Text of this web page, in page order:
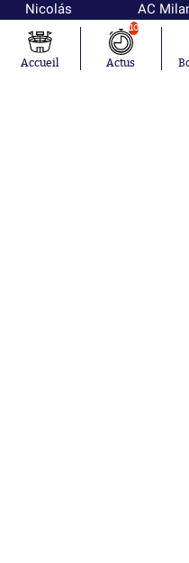
Nicolás
Tagliafico
Pavel Šulc
Josh Maja
Gauthier Hein
AC
France
Accueil
10
Actus